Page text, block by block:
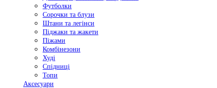
Футболки
Сорочки та блузи
Штани та легінси
Піджаки та жакети
Піжами
Комбінезони
Худі
Спідниці
Топи
Аксесуари